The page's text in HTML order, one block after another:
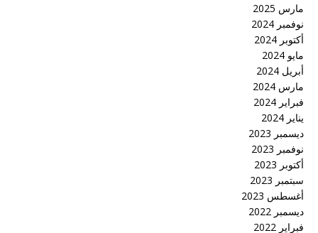
مارس 2025
نوفمبر 2024
أكتوبر 2024
مايو 2024
أبريل 2024
مارس 2024
فبراير 2024
يناير 2024
ديسمبر 2023
نوفمبر 2023
أكتوبر 2023
سبتمبر 2023
أغسطس 2023
ديسمبر 2022
فبراير 2022